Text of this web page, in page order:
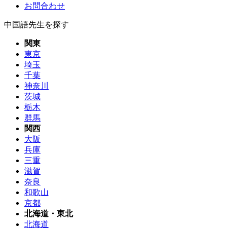
お問合わせ
中国語先生を探す
関東
東京
埼玉
千葉
神奈川
茨城
栃木
群馬
関西
大阪
兵庫
三重
滋賀
奈良
和歌山
京都
北海道・東北
北海道